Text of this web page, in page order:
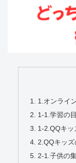
1.オンライ
1-1.学習の
1-2.QQキッ
2.QQキッ
2-1.子供の